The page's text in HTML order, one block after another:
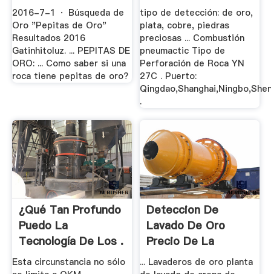
2016-7-1 · Búsqueda de
Oro "Pepitas de Oro"
Resultados 2016
Gatinhitoluz. ... PEPITAS DE
ORO: ... Como saber si una
roca tiene pepitas de oro?
tipo de detección: de oro,
plata, cobre, piedras
preciosas ... Combustión
pneumactic Tipo de
Perforación de Roca YN
27C . Puerto:
.
¿Qué Tan Profundo
Puedo La
Tecnología De Los .
Esta circunstancia no sólo
Deteccion De
Lavado De Oro
Precio De La
Maquina .
... Lavaderos de oro planta